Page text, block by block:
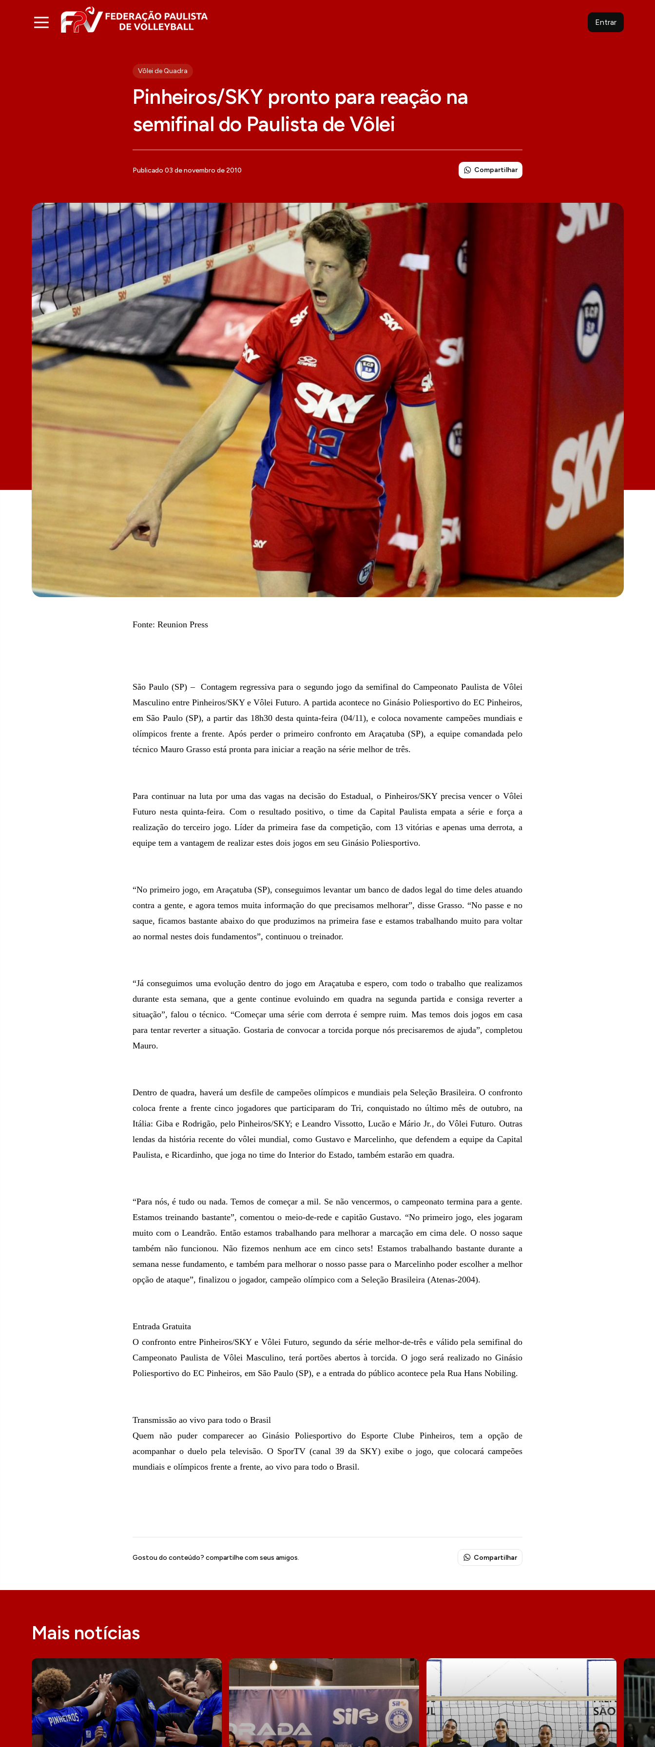
Entrar
Vôlei de Quadra
Pinheiros/SKY pronto para reação na
semifinal do Paulista de Vôlei
Publicado 03 de novembro de 2010 Compartilhar
Fonte: Reunion Press
São Paulo (SP) –
Contagem regressiva para o segundo jogo da semifinal do Campeonato Paulista de Vôlei
Masculino entre Pinheiros/SKY e Vôlei Futuro. A partida acontece no Ginásio Poliesportivo do EC Pinheiros,
em São Paulo (SP), a partir das 18h30 desta quinta-feira (04/11), e coloca novamente campeões mundiais e
olímpicos frente a frente. Após perder o primeiro confronto em Araçatuba (SP), a equipe comandada pelo
técnico Mauro Grasso está pronta para iniciar a reação na série melhor de três.
Para continuar na luta por uma das vagas na decisão do Estadual, o Pinheiros/SKY precisa vencer o Vôlei
Futuro nesta quinta-feira. Com o resultado positivo, o time da Capital Paulista empata a série e força a
realização do terceiro jogo. Líder da primeira fase da competição, com 13 vitórias e apenas uma derrota, a
equipe tem a vantagem de realizar estes dois jogos em seu Ginásio Poliesportivo.
“No primeiro jogo, em Araçatuba (SP), conseguimos levantar um banco de dados legal do time deles atuando
contra a gente, e agora temos muita informação do que precisamos melhorar”, disse Grasso. “No passe e no
saque, ficamos bastante abaixo do que produzimos na primeira fase e estamos trabalhando muito para voltar
ao normal nestes dois fundamentos”, continuou o treinador.
“Já conseguimos uma evolução dentro do jogo em Araçatuba e espero, com todo o trabalho que realizamos
durante esta semana, que a gente continue evoluindo em quadra na segunda partida e consiga reverter a
situação”, falou o técnico. “Começar uma série com derrota é sempre ruim. Mas temos dois jogos em casa
para tentar reverter a situação. Gostaria de convocar a torcida porque nós precisaremos de ajuda”, completou
Mauro.
Dentro de quadra, haverá um desfile de campeões olímpicos e mundiais pela Seleção Brasileira. O confronto
coloca frente a frente cinco jogadores que participaram do Tri, conquistado no último mês de outubro, na
Itália: Giba e Rodrigão, pelo Pinheiros/SKY; e Leandro Vissotto, Lucão e Mário Jr., do Vôlei Futuro. Outras
lendas da história recente do vôlei mundial, como Gustavo e Marcelinho, que defendem a equipe da Capital
Paulista, e Ricardinho, que joga no time do Interior do Estado, também estarão em quadra.
“Para nós, é tudo ou nada. Temos de começar a mil. Se não vencermos, o campeonato termina para a gente.
Estamos treinando bastante”, comentou o meio-de-rede e capitão Gustavo. “No primeiro jogo, eles jogaram
muito com o Leandrão. Então estamos trabalhando para melhorar a marcação em cima dele. O nosso saque
também não funcionou. Não fizemos nenhum ace em cinco sets! Estamos trabalhando bastante durante a
semana nesse fundamento, e também para melhorar o nosso passe para o Marcelinho poder escolher a melhor
opção de ataque”, finalizou o jogador, campeão olímpico com a Seleção Brasileira (Atenas-2004).
Entrada Gratuita
O confronto entre Pinheiros/SKY e Vôlei Futuro, segundo da série melhor-de-três e válido pela semifinal do
Campeonato Paulista de Vôlei Masculino, terá portões abertos à torcida. O jogo será realizado no Ginásio
Poliesportivo do EC Pinheiros, em São Paulo (SP), e a entrada do público acontece pela Rua Hans Nobiling.
Transmissão ao vivo para todo o Brasil
Quem não puder comparecer ao Ginásio Poliesportivo do Esporte Clube Pinheiros, tem a opção de
acompanhar o duelo pela televisão. O SporTV (canal 39 da SKY) exibe o jogo, que colocará campeões
mundiais e olímpicos frente a frente, ao vivo para todo o Brasil.
Gostou do conteúdo? compartilhe com seus amigos. Compartilhar
Mais notícias